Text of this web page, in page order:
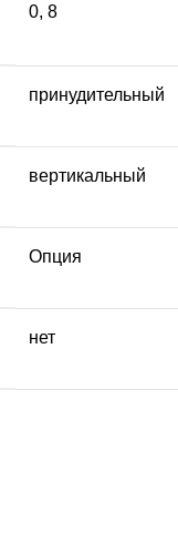
0, 8
принудительный
вертикальный
Опция
нет